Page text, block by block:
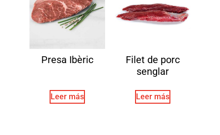
Presa Ibèric
Leer más
Filet de porc
senglar
Leer más